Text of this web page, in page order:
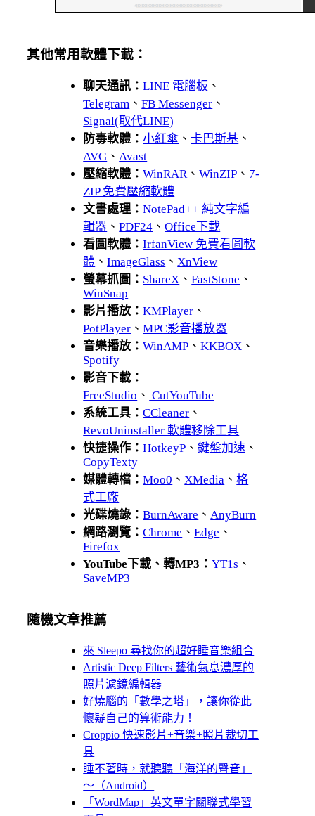
其他常用軟體下載：
聊天通訊：LINE 電腦板 、
Telegram 、FB Messenger 、
Signal(取代LINE)
防毒軟體：小紅傘 、卡巴斯基 、
AVG 、 Avast
壓縮軟體：WinRAR 、WinZIP 、 7-
ZIP 免費壓縮軟體
文書處理：NotePad++ 純文字編
輯器 、PDF24 、Office下載
看圖軟體：IrfanView 免費看圖軟
體 、ImageGlass 、 XnView
螢幕抓圖： ShareX 、FastStone 、
WinSnap
影片播放：KMPlayer 、
PotPlayer 、MPC影音播放器
音樂播放：WinAMP 、KKBOX 、
Spotify
影音下載：
FreeStudio 、 CutYouTube
系統工具：CCleaner 、
RevoUninstaller 軟體移除工具
快捷操作：HotkeyP 、鍵盤加速 、
CopyTexty
媒體轉檔：Moo0 、 XMedia 、格
式工廠
光碟燒錄：BurnAware 、 AnyBurn
網路瀏覽：Chrome 、Edge 、
Firefox
YouTube下載、轉MP3：YT1s 、
SaveMP3
隨機文章推薦
來 Sleepo 尋找你的超好睡音樂組合
Artistic Deep Filters 藝術氣息濃厚的
照片濾鏡編輯器
好燒腦的「數學之塔」，讓你從此
懷疑自己的算術能力！
Croppio 快速影片+音樂+照片裁切工
具
睡不著時，就聽聽「海洋的聲音」
～（Android）
「WordMap」英文單字關聯式學習